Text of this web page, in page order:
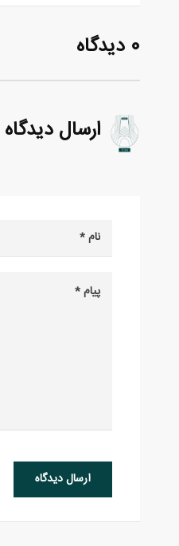
0 دیدگاه
ارسال دیدگاه
ارسال دیدگاه